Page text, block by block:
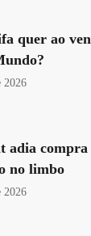
quer ao
2026
adia
no limbo
2026